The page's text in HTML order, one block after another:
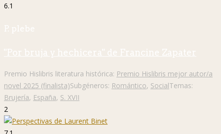
6.1
P. plebe
"Por bruja y hechicera" de Francine Zapater
Premio Hislibris literatura histórica: Premio Hislibris mejor autor/a
novel 2025 (finalista)Subgéneros: Romántico, SocialTemas:
Brujería, España, S. XVII
2